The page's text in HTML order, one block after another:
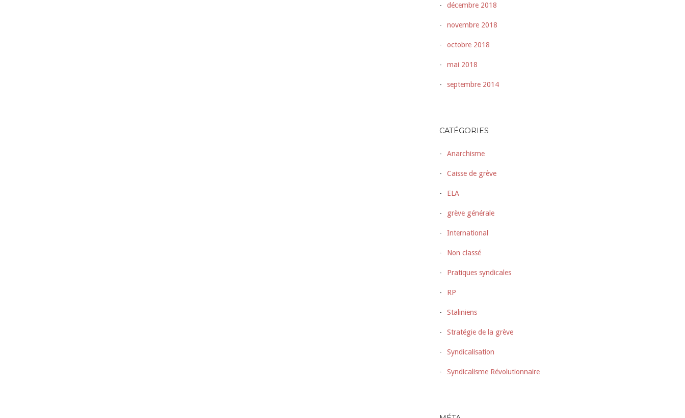
décembre 2018
novembre 2018
octobre 2018
mai 2018
septembre 2014
CATÉGORIES
Anarchisme
Caisse de grève
ELA
grève générale
International
Non classé
Pratiques syndicales
RP
Staliniens
Stratégie de la grève
Syndicalisation
Syndicalisme Révolutionnaire